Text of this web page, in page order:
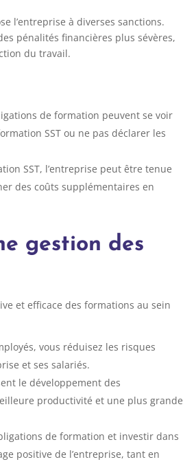
l’entreprise à diverses sanctions.
pénalités financières plus sévères,
du travail.
de formation peuvent se voir
SST ou ne pas déclarer les
SST, l’entreprise peut être tenue
des coûts supplémentaires en
gestion des
et efficace des formations au sein
vous réduisez les risques
et ses salariés.
le développement des
productivité et une plus grande
de formation et investir dans
positive de l’entreprise, tant en